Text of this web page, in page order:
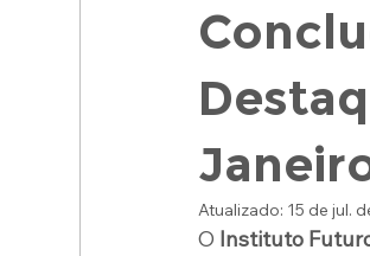
Atualizado: 15 de jul.
O Instituto